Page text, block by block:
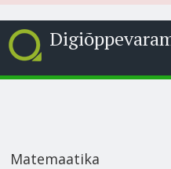
Matemaatika